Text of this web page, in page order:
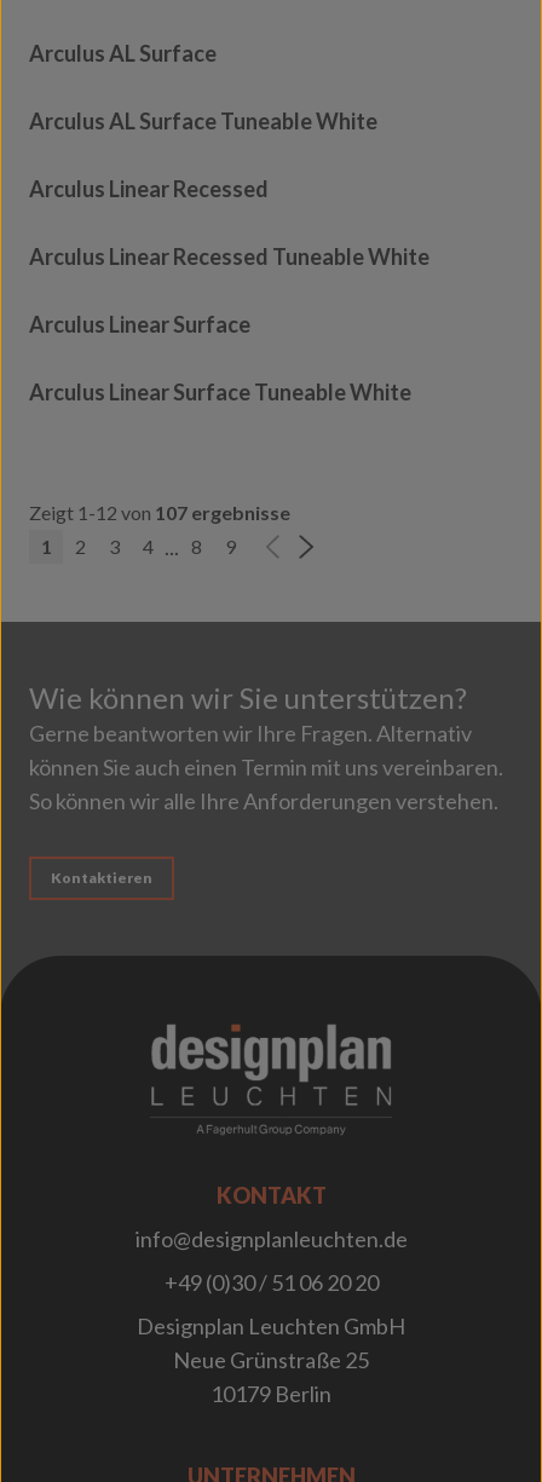
Arculus AL Surface
Arculus AL Surface Tuneable White
Arculus Linear Recessed
Arculus Linear Recessed Tuneable White
Arculus Linear Surface
Arculus Linear Surface Tuneable White
Zeigt 1-12 von 107 ergebnisse
1
2 3 4 ... 8 9
Wie können wir Sie unterstützen?
Gerne beantworten wir Ihre Fragen. Alternativ
können Sie auch einen Termin mit uns vereinbaren.
So können wir alle Ihre Anforderungen verstehen.
Kontaktieren
KONTAKT
info@designplanleuchten.de
+49 (0)30 / 51 06 20 20
Designplan Leuchten GmbH
Neue Grünstraße 25
10179 Berlin
UNTERNEHMEN